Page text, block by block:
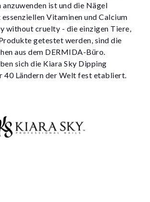
anzuwenden ist und die Nägel
Vitaminen und Calcium
without cruelty - die einzigen Tiere,
getestet werden, sind die
aus dem DERMIDA-Büro.
sich die Kiara Sky Dipping
40 Ländern der Welt fest etabliert.